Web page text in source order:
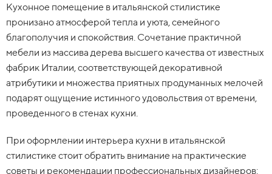
Кухонное помещение в итальянской стилистике
пронизано атмосферой тепла и уюта, семейного
благополучия и спокойствия. Сочетание практичной
мебели из массива дерева высшего качества от известных
фабрик Италии, соответствующей декоративной
атрибутики и множества приятных продуманных мелочей
подарят ощущение истинного удовольствия от времени,
проведенного в стенах кухни.
При оформлении интерьера кухни в итальянской
стилистике стоит обратить внимание на практические
советы и рекомендации профессиональных дизайнеров: